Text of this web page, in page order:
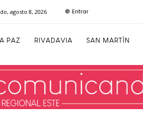
agosto 8, 2026 Entrar
PAZ RIVADAVIA SAN MARTÍN